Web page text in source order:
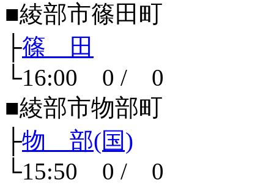
■綾部市篠田町
├篠 田
└16:00 0 / 0
■綾部市物部町
├物 部(国)
└15:50 0 / 0